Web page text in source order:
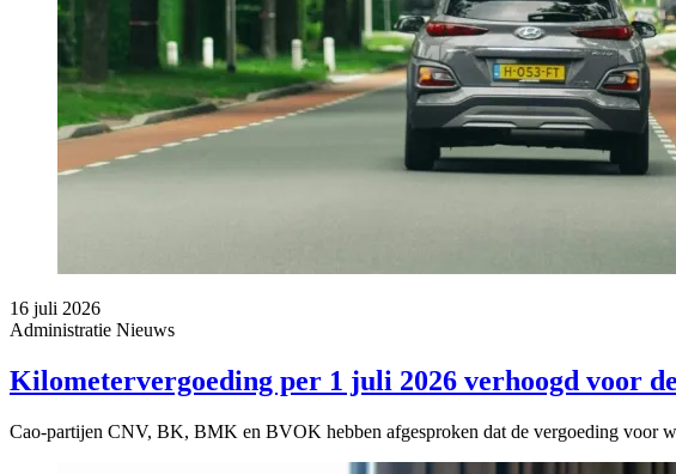
16 juli 2026
Administratie Nieuws
Kilometervergoeding per 1 juli 2026 verhoogd voor
Cao-partijen CNV, BK, BMK en BVOK hebben afgesproken dat de vergoeding voor